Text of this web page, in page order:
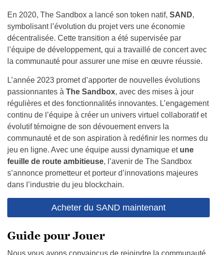
la communauté pour assurer une mise en œuvre réussie.
L’année 2023 promet d’apporter de nouvelles évolutions
passionnantes à The Sandbox , avec des mises à jour
régulières et des fonctionnalités innovantes. L’engagement
évolutif témoigne de son dévouement envers la
communauté et de son aspiration à redéfinir les normes du
jeu en ligne. Avec une équipe aussi dynamique etune
feuille de route ambitieuse, l’avenir de The Sandbox
s’annonce prometteur et porteur d’innovations majeures
dans l’industrie du jeu blockchain.
Acheter du SAND maintenant
Guide pour Jouer
Nous vous avons convaincus de rejoindre la communauté
de The Sandbox pour vous divertir durant des heures ? Il
vous faut
suivre quelques étapes simples
Les voici !